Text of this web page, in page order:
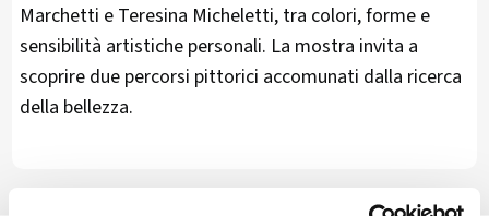
Marchetti e Teresina Micheletti, tra colori, forme e
sensibilità artistiche personali. La mostra invita a
scoprire due percorsi pittorici accomunati dalla ricerca
della bellezza.